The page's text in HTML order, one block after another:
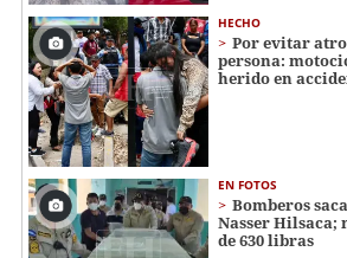
HECHO
Por evitar
persona:
herido en
EN FOTOS
Bomberos
Nasser Hilsaca;
de 630 libras